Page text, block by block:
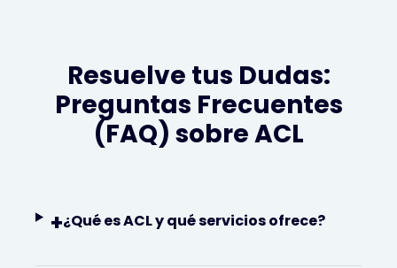
Resuelve tus Dudas:
Preguntas Frecuentes
(FAQ) sobre ACL
+¿Qué es ACL y qué servicios ofrece?